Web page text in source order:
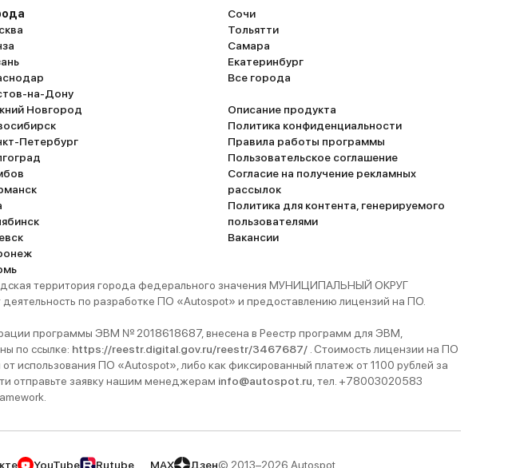
на-Дону
Новгород
Петербург
Сочи
Тольятти
Самара
Екатеринбург
Все города
Описание продукта
Политика конфиденциальности
Правила работы программы
Пользовательское соглашение
Согласие на получение рекламных
рассылок
Политика для контента, генерируемого
пользователями
Вакансии
территория города федерального значения МУНИЦИПАЛЬНЫЙ ОКРУГ
по разработке ПО «Autospot» и предоставлению лицензий на ПО.
программы ЭВМ № 2018618687, внесена в Реестр программ для ЭВМ,
по ссылке: https://reestr.digital.gov.ru/reestr/3467687/ . Стоимость лицензии на ПО
использования ПО «Autospot», либо как фиксированный платеж от 1100 рублей за
отправьте заявку нашим менеджерам info@autospot.ru , тел. +78003020583
YouTube Rutube MAX Дзен© 2013–2026 Autospot